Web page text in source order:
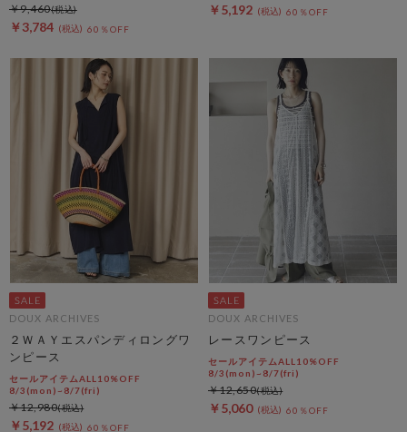
￥3,784 60％OFF
￥9,460 ￥5,192 60％OFF
DOUX ARCHIVES
２ＷＡＹエスパンディロングワ
ンピース
セールアイテムALL10%OFF
8/3(mon)~8/7(fri)
￥5,192 60％OFF
￥12,980
DOUX ARCHIVES
レースワンピース
セールアイテムALL10%OFF
8/3(mon)~8/7(fri)
￥5,060 60％OFF
￥12,650